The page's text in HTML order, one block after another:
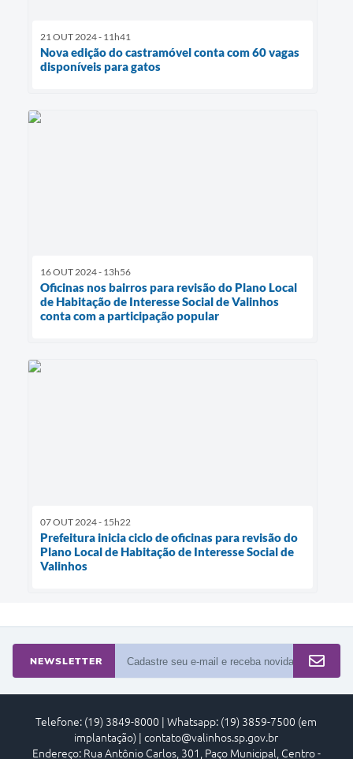
21 OUT 2024 - 11h41
Nova edição do castramóvel conta com 60 vagas
disponíveis para gatos
16 OUT 2024 - 13h56
Oficinas nos bairros para revisão do Plano Local
de Habitação de Interesse Social de Valinhos
conta com a participação popular
07 OUT 2024 - 15h22
Prefeitura inicia ciclo de oficinas para revisão do
Plano Local de Habitação de Interesse Social de
Valinhos
NEWSLETTER
Telefone: (19) 3849-8000 | Whatsapp: (19) 3859-7500 (em
implantação) | contato@valinhos.sp.gov.br
Endereço: Rua Antônio Carlos, 301, Paço Municipal, Centro -